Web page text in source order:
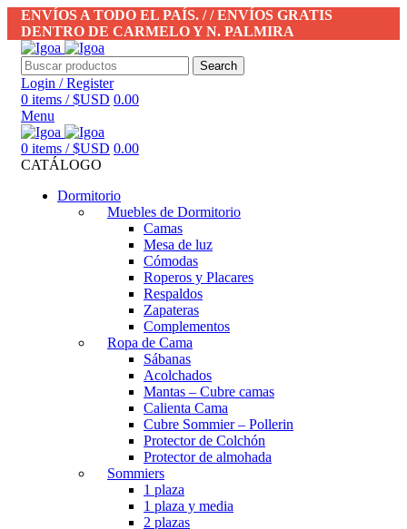
ENVÍOS A TODO EL PAÍS. / / ENVÍOS GRATIS
DENTRO DE CARMELO Y N. PALMIRA
Search
Login / Register
0 items / $USD 0.00
Menu
0 items / $USD 0.00
CATÁLOGO
Dormitorio
Muebles de Dormitorio
Camas
Mesa de luz
Cómodas
Roperos y Placares
Respaldos
Zapateras
Complementos
Ropa de Cama
Sábanas
Acolchados
Mantas – Cubre camas
Calienta Cama
Cubre Sommier – Pollerin
Protector de Colchón
Protector de almohada
Sommiers
1 plaza
1 plaza y media
2 plazas